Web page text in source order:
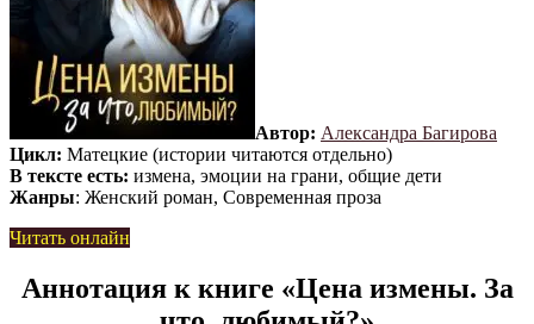
Автор: Александра Багирова
Цикл: Матецкие (истории читаются отдельно)
В тексте есть: измена, эмоции на грани, общие дети
Жанры: Женский роман, Современная проза
Читать онлайн
Аннотация к книге «Цена измены. За